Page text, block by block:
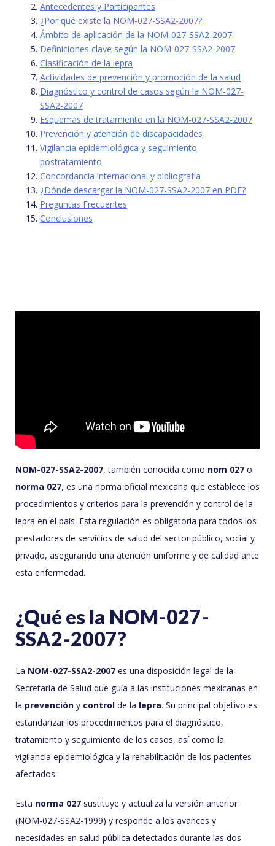
Antecedentes y Participantes
¿Por qué existe la NOM-027-SSA2-2007?
Ámbito de aplicación de la NOM-027-SSA2-2007
Definiciones clave según la NOM-027-SSA2-2007
Clasificación de la lepra
Actividades de prevención y promoción de la salud
Diagnóstico y control de casos según la NOM-027-
SSA2-2007
Esquemas de tratamiento en la NOM-027-SSA2-2007
Prevención y atención de discapacidades
Vigilancia epidemiológica y seguimiento
postratamiento
Concordancia internacional y bibliografía
¿Dónde descargar la NOM-027-SSA2-2007 en PDF?
Preguntas Frecuentes
Conclusiones
NOM-027-SSA2-2007, también conocida como nom 027 o
norma 027, es una norma oficial mexicana que establece los
procedimientos y criterios para la prevención y control de la
lepra en el país. Esta regulación es obligatoria para todos los
prestadores de servicios de salud del sector público, social y
privado, asegurando una atención uniforme y de calidad ante
esta enfermedad.
¿Qué es la NOM-027-
SSA2-2007?
La NOM-027-SSA2-2007 es una disposición legal de la
Secretaría de Salud que guía a las instituciones mexicanas en
la prevención y control de la lepra. Su principal objetivo es
estandarizar los procedimientos para el diagnóstico,
tratamiento y seguimiento de los casos, así como la
vigilancia epidemiológica y la rehabilitación de los pacientes
afectados.
Esta norma 027 sustituye y actualiza la versión anterior
(NOM-027-SSA2-1999) y responde a los avances y
necesidades en salud pública detectados durante las dos